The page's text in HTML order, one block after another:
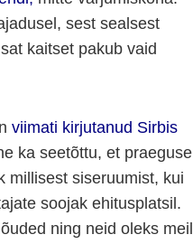
sest sealsest
kaitset pakub vaid
viimati kirjutanud Sirbis
ka seetõttu, et praeguse
millisest siseruumist, kui
soojak ehitusplatsil.
ning neid oleks meil